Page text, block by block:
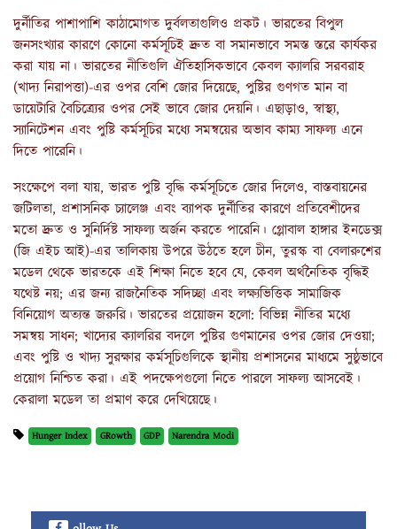
দুর্নীতির পাশাপাশি কাঠামোগত দুর্বলতাগুলিও প্রকট। ভারতের বিপুল
জনসংখ্যার কারণে কোনো কর্মসূচিই দ্রুত বা সমানভাবে সমস্ত স্তরে কার্যকর
করা যায় না। ভারতের নীতিগুলি ঐতিহাসিকভাবে কেবল ক্যালরি সরবরাহ
(খাদ্য নিরাপত্তা)-এর ওপর বেশি জোর দিয়েছে, পুষ্টির গুণগত মান বা
ডায়েটারি বৈচিত্র্যের ওপর সেই ভাবে জোর দেয়নি। এছাড়াও, স্বাস্থ্য,
স্যানিটেশন এবং পুষ্টি কর্মসূচির মধ্যে সমন্বয়ের অভাব কাম্য সাফল্য এনে
দিতে পারেনি।
সংক্ষেপে বলা যায়, ভারত পুষ্টি বৃদ্ধি কর্মসূচিতে জোর দিলেও, বাস্তবায়নের
জটিলতা, প্রশাসনিক চ্যালেঞ্জ এবং ব্যাপক দুর্নীতির কারণে প্রতিবেশীদের
মতো দ্রুত ও সুনির্দিষ্ট সাফল্য অর্জন করতে পারেনি। গ্লোবাল হাঙ্গার ইনডেক্স
(জি এইচ আই)-এর তালিকায় উপরে উঠতে হলে চীন, তুরস্ক বা বেলারুশের
মডেল থেকে ভারতকে এই শিক্ষা নিতে হবে যে, কেবল অর্থনৈতিক বৃদ্ধিই
যথেষ্ট নয়; এর জন্য রাজনৈতিক সদিচ্ছা এবং লক্ষ্যভিত্তিক সামাজিক
বিনিয়োগ অত্যন্ত জরুরি। ভারতের প্রয়োজন হলো: বিভিন্ন নীতির মধ্যে
সমন্বয় সাধন; খাদ্যের ক্যালরির বদলে পুষ্টির গুণমানের ওপর জোর দেওয়া;
এবং পুষ্টি ও খাদ্য সুরক্ষার কর্মসূচিগুলিকে স্থানীয় প্রশাসনের মাধ্যমে সুষ্ঠুভাবে
প্রয়োগ নিশ্চিত করা। এই পদক্ষেপগুলো নিতে পারলে সাফল্য আসবেই।
কেরালা মডেল তা প্রমাণ করে দেখিয়েছে।
Hunger Index GRowth GDP Narendra Modi